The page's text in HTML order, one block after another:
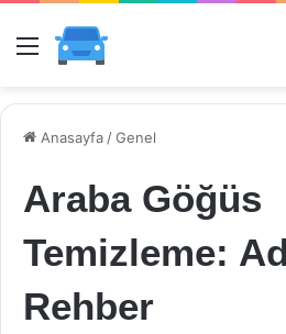
Menü
Anasayfa /Genel
Araba Göğüs
Temizleme:
Rehber